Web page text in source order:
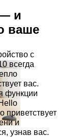
и
ваше
с
всегда
вас.
функции
приветствует
и
узнав вас.